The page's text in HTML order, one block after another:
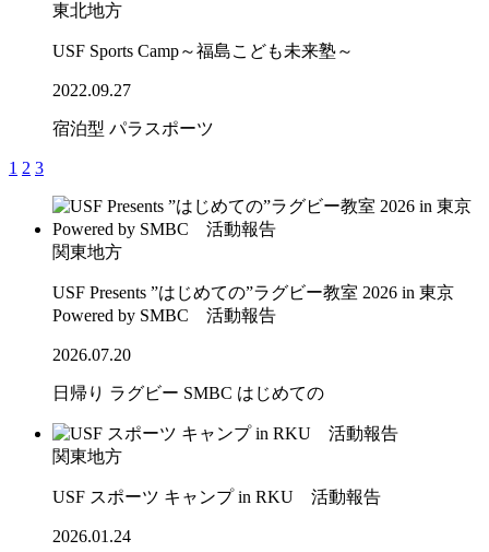
東北地方
USF Sports Camp～福島こども未来塾～
2022.09.27
宿泊型 パラスポーツ
1 2 3
関東地方
USF Presents ”はじめての”ラグビー教室 2026 in 東京
Powered by SMBC 活動報告
2026.07.20
日帰り ラグビー SMBC はじめての
関東地方
USF スポーツ キャンプ in RKU 活動報告
2026.01.24